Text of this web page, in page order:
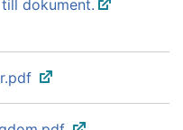
dokument.